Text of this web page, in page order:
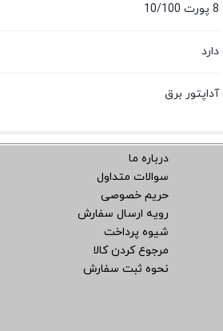
8 پورت 10/100
دارد
آداپتور برق
درباره ما
سوالات متداول
حریم خصوصی
رویه ارسال سفارش
شیوه پرداخت
مرجوع کردن کالا
نحوه ثبت سفارش